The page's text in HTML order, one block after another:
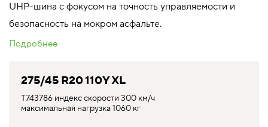
UHP-шина с фокусом на точность управляемости и
безопасность на мокром асфальте.
Подробнее
275/45 R20 110Y XL
T743786 индекс скорости 300 км/ч
максимальная нагрузка 1060 кг